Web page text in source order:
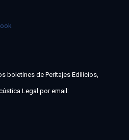
boletines de Peritajes Edilicios,
Legal por email: